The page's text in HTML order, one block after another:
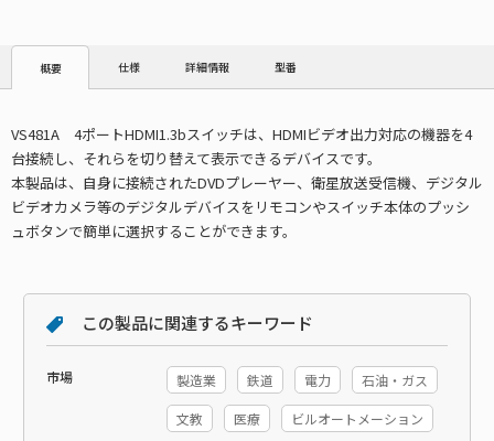
概要 仕様 詳細情報 型番
VS481A 4ポートHDMI1.3bスイッチは、HDMIビデオ出力対応の機器を4
台接続し、それらを切り替えて表示できるデバイスです。
本製品は、自身に接続されたDVDプレーヤー、衛星放送受信機、デジタル
ビデオカメラ等のデジタルデバイスをリモコンやスイッチ本体のプッシ
ュボタンで簡単に選択することができます。
この製品に関連するキーワード
市場 製造業 鉄道 電力 石油・ガス
文教 医療 ビルオートメーション